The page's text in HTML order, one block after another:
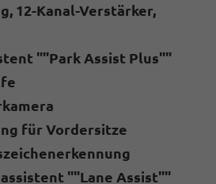
12-Kanal-Verstärker,
""Park Assist Plus""
für Vordersitze
""Lane Assist""